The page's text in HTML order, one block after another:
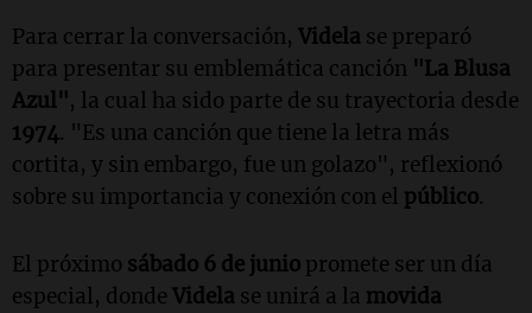
Para cerrar la conversación, Videla se preparó
para presentar su emblemática canción "La Blusa
Azul", la cual ha sido parte de su trayectoria desde
1974. "Es una canción que tiene la letra más
cortita, y sin embargo, fue un golazo", reflexionó
sobre su importancia y conexión con el público.
El próximo sábado 6 de junio promete ser un día
especial, donde Videla se unirá a la movida